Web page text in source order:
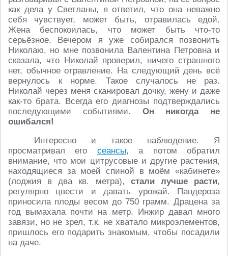
как дела у Светланы, я ответил, что она неважно
себя чувствует, может быть, отравилась едой.
Жена беспокоилась, что может быть что-то
серьёзное. Вечером я уже собирался позвонить
Николаю, но мне позвонила Валентина Петровна и
сказала, что Николай проверил, ничего страшного
нет, обычное отравление. На следующий день всё
вернулось к норме. Такое случалось не раз.
Николай через меня сканировал дочку, жену и даже
как-то брата. Всегда его диагнозы подтверждались
последующими событиями. Он никогда не
ошибался!
Интересно и такое наблюдение. Я
просматривал его сеансы, а потом обратил
внимание, что мои цитрусовые и другие растения,
находящиеся за моей спиной в моём «кабинете»
(лоджия в два кв. метра), стали лучше расти,
регулярно цвести и давать урожай. Пандероза
приносила плоды весом до 750 грамм. Драцена за
год вымахала почти на метр. Инжир давал много
завязи, но не зрел, т.к. не хватало микроэлементов,
пришлось его подарить знакомым, чтобы посадили
на даче.